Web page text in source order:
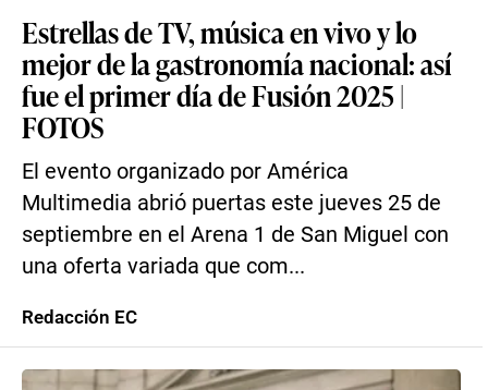
Estrellas de TV, música en vivo y lo
mejor de la gastronomía nacional: así
fue el primer día de Fusión 2025 |
FOTOS
El evento organizado por América
Multimedia abrió puertas este jueves 25 de
septiembre en el Arena 1 de San Miguel con
una oferta variada que com...
Redacción EC